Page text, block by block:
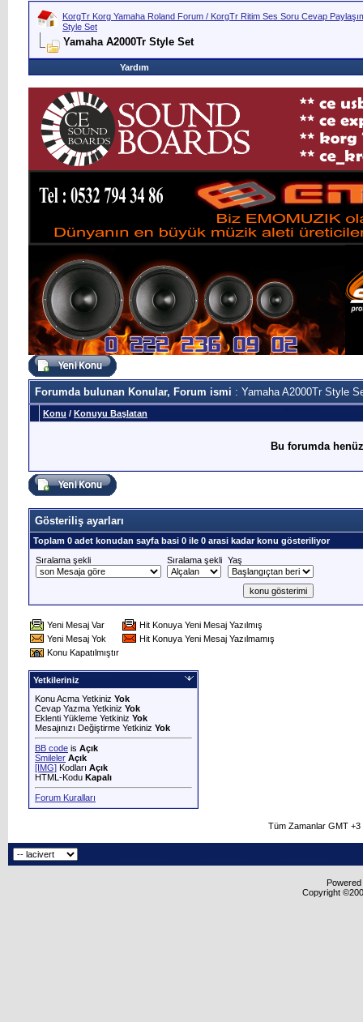
KorgTr Korg Yamaha Roland Forum / KorgTr Ritim Ses Soru Cevap
Style Set
Yamaha A2000Tr Style Set
Yardım
Forumda bulunan Konular, Forum ismi : Yamaha A2000Tr Style
Konu / Konuyu Başlatan
Bu forumda
Gösteriliş ayarları
Toplam 0 adet konudan sayfa basi 0 ile 0 arasi kadar konu gösteriliyor
Sıralama şekli
Sıralama şekli Yaş
Yeni Mesaj Var
Hit Konuya Yeni Mesaj Yazılmış
Yeni Mesaj Yok
Hit Konuya Yeni Mesaj Yazılmamış
Konu Kapatılmıştır
Yetkileriniz
Konu Acma Yetkiniz Yok
Cevap Yazma Yetkiniz Yok
Eklenti Yükleme Yetkiniz Yok
Mesajınızı Değiştirme Yetkiniz Yok
BB code is Açık
Smileler Açık
[IMG] Kodları Açık
HTML-Kodu Kapalı
Forum Kuralları
Tüm Zamanlar GMT
Copyright